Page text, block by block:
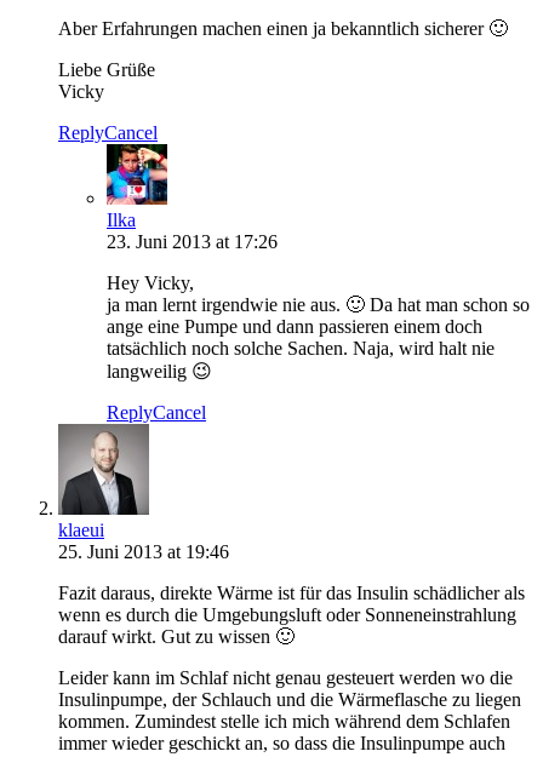
Aber Erfahrungen machen einen ja bekanntlich sicherer 🙂
Liebe Grüße
Vicky
ReplyCancel
Ilka
23. Juni 2013 at 17:26
Hey Vicky,
ja man lernt irgendwie nie aus. 🙂 Da hat man schon so
ange eine Pumpe und dann passieren einem doch
tatsächlich noch solche Sachen. Naja, wird halt nie
langweilig 😉
ReplyCancel
klaeui
25. Juni 2013 at 19:46
Fazit daraus, direkte Wärme ist für das Insulin schädlicher als
wenn es durch die Umgebungsluft oder Sonneneinstrahlung
darauf wirkt. Gut zu wissen 🙂
Leider kann im Schlaf nicht genau gesteuert werden wo die
Insulinpumpe, der Schlauch und die Wärmeflasche zu liegen
kommen. Zumindest stelle ich mich während dem Schlafen
immer wieder geschickt an, so dass die Insulinpumpe auch